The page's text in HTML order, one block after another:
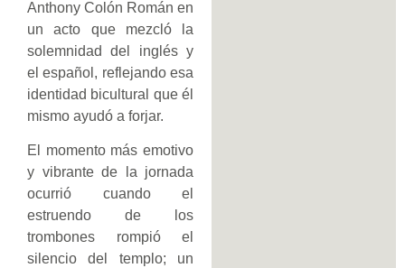
Anthony Colón Román en
un acto que mezcló la
solemnidad del inglés y
el español, reflejando esa
identidad bicultural que él
mismo ayudó a forjar.
El momento más emotivo
y vibrante de la jornada
ocurrió cuando el
estruendo de los
trombones rompió el
silencio del templo; un